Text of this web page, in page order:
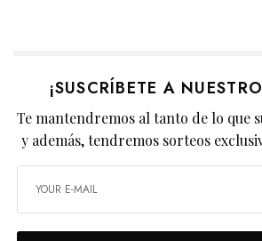
¡SUSCRÍBETE A
Te mantendremos al tanto de lo que
y además, tendremos sorteos